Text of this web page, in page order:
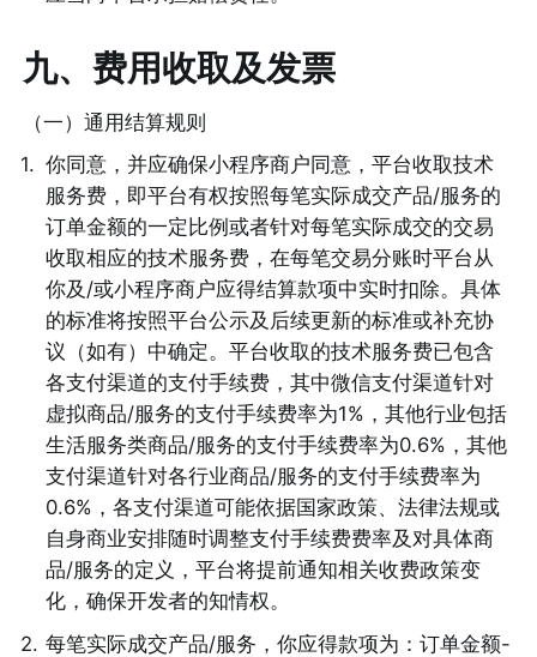
九、费用收取及发票
（一）通用结算规则
1. 你同意，并应确保小程序商户同意，平台收取技术
服务费，即平台有权按照每笔实际成交产品/服务的
订单金额的一定比例或者针对每笔实际成交的交易
收取相应的技术服务费，在每笔交易分账时平台从
你及/或小程序商户应得结算款项中实时扣除。具体
的标准将按照平台公示及后续更新的标准或补充协
议（如有）中确定。平台收取的技术服务费已包含
各支付渠道的支付手续费，其中微信支付渠道针对
虚拟商品/服务的支付手续费率为1%，其他行业包括
生活服务类商品/服务的支付手续费率为0.6%，其他
支付渠道针对各行业商品/服务的支付手续费率为
0.6%，各支付渠道可能依据国家政策、法律法规或
自身商业安排随时调整支付手续费费率及对具体商
品/服务的定义，平台将提前通知相关收费政策变
化，确保开发者的知情权。
2. 每笔实际成交产品/服务，你应得款项为：订单金额-